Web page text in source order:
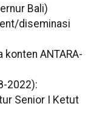
Bali)
diseminasi
ANTARA-
2022):
Senior I Ketut